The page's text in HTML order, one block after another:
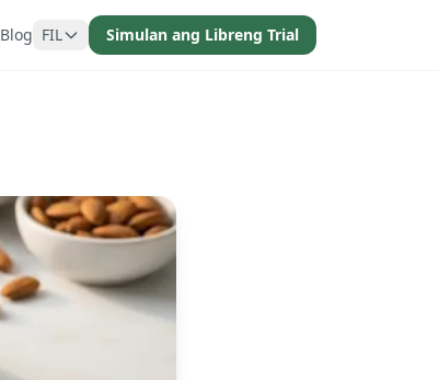
Blog FIL Simulan ang Libreng Trial